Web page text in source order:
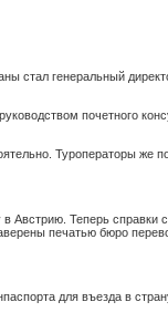
стал генеральный
почетного
Туроператоры
Австрию. Теперь справки
печатью бюро
для въезда в